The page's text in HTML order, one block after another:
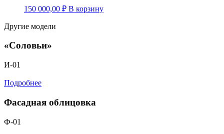
150 000,00 ₽ В корзину
Другие модели
«Соловьи»
И-01
Подробнее
Фасадная облицовка
Ф-01